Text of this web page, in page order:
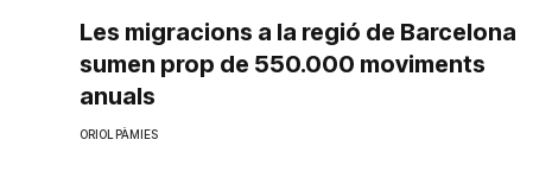
Les migracions a la regió de Barcelona
sumen prop de 550.000 moviments
anuals
ORIOL PÀMIES